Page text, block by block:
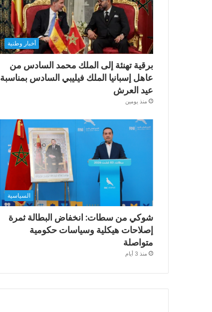
أخبار وطنية
برقية تهنئة إلى الملك محمد السادس من
عاهل إسبانيا الملك فيليبي السادس بمناسبة
عيد العرش
منذ يومين
السياسية
شوكي من سطات: انخفاض البطالة ثمرة
إصلاحات هيكلية وسياسات حكومية
متواصلة
منذ 3 أيام